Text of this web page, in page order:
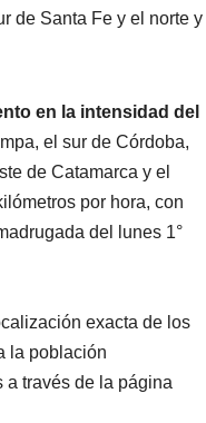
de Santa Fe y el norte y
en la intensidad del
el sur de Córdoba,
de Catamarca y el
por hora, con
del lunes 1°
exacta de los
la población
a través de la página